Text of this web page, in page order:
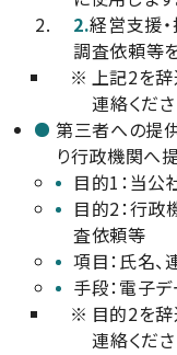
2.経営支援
調査依頼等
※ 上記2を辞
連絡くださ
第三者への提
り行政機関へ
目的1：当
目的2：行政
査依頼等
項目：氏名
手段：電子デ
※ 目的2を
連絡くださ